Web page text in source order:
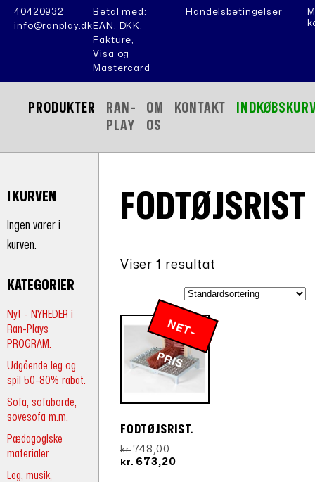
40420932
info@ranplay.dk
Betal med:
EAN, DKK,
Fakture,
Visa og
Mastercard
Handelsbetingelser
PRODUKTER
RAN-
PLAY
OM
OS
KONTAKT
I KURVEN
Ingen varer i
kurven.
KATEGORIER
Nyt - NYHEDER i
Ran-Plays
PROGRAM.
Udgående leg og
spil 50-80% rabat.
Sofa, sofaborde,
sovesofa m.m.
Pædagogiske
materialer
Leg, musik,
FODTØJSRIST
Viser 1 resultat
N
E
T
-
P
R
IS
FODTØJSRIST.
kr. 748,00Den
oprindelige
kr. 673,20Den